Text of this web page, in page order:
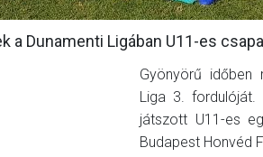
a Dunamenti Ligában U11-es
Gyönyörű időben
Liga 3. fordulóját.
játszott U11-es
Budapest Honvéd